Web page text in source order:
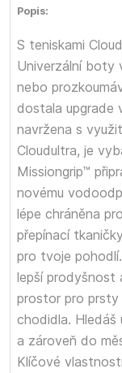
Popis:
S teniskami
Univerzální boty
nebo
dostala upgrade
navržena s
Cloudultra, je
Missiongrip™
novému
lépe chráněna
přepínací
pro tvoje
lepší prodyšnost
prostor pro
chodidla. Hledáš
a zároveň do
Klíčové